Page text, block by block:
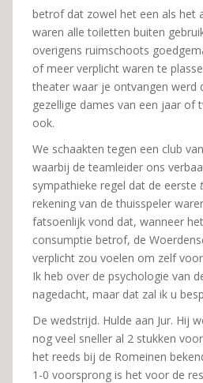
betrof dat zowel het een als het
waren alle toiletten buiten
overigens ruimschoots
of meer verplicht waren te
theater waar je ontvangen werd
gezellige dames van een jaar of
ook.
We schaakten tegen een club
waarbij de teamleider ons
sympathieke regel dat de eerste
rekening van de thuisspeler
fatsoenlijk vond dat, wanneer
consumptie betrof, de
verplicht zou voelen om zelf
Ik heb over de psychologie van
nagedacht, maar dat zal ik u
De wedstrijd. Hulde aan Jur. Hij
nog veel sneller al 2 stukken
het reeds bij de Romeinen
1-0 voorsprong is het voor de